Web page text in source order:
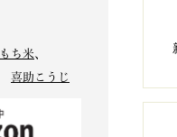
もち米
喜助こうじ